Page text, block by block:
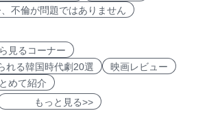
不倫が問題ではありません
見るコーナー
れる韓国時代劇20選
映画レビュー
めて紹介
もっと見る>>